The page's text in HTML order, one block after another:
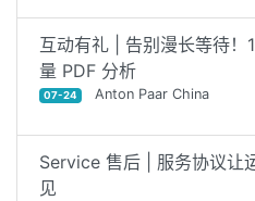
互动有礼 | 告别漫长等待！
量 PDF 分析
07-24 Anton Paar China
Service 售后 | 服务协议让
见